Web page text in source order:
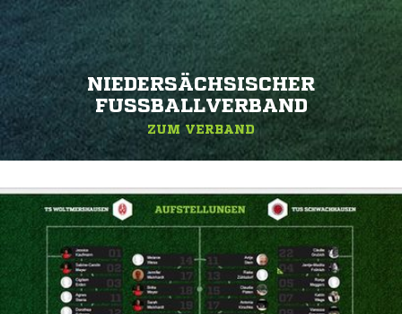
NIEDERSÄCHSISCHER
FUSSBALLVERBAND
ZUM VERBAND